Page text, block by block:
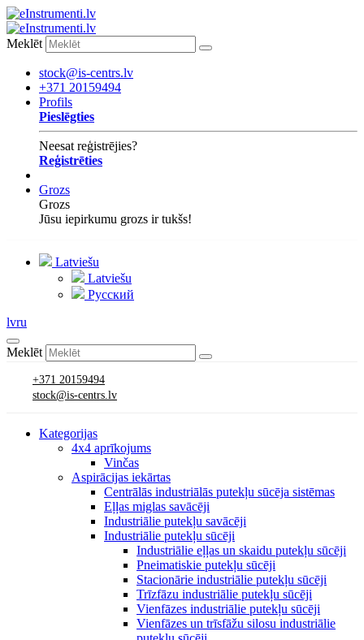
Meklēt
stock@is-centrs.lv
+371 20159494
Profils
Pieslēgties
Neesat reģistrējies?
Reģistrēties
Grozs
Grozs
Jūsu iepirkumu grozs ir tukšs!
Latviešu
Latviešu
Русский
lvru
Meklēt
+371 20159494
stock@is-centrs.lv
Kategorijas
4x4 aprīkojums
Vinčas
Aspirācijas iekārtas
Centrālās industriālās putekļu sūcēja sistēmas
Eļļas miglas savācēji
Industriālie putekļu savācēji
Industriālie putekļu sūcēji
Industriālie eļļas un skaidu putekļu sūcēji
Pneimatiskie putekļu sūcēji
Stacionārie industriālie putekļu sūcēji
Trīzfāzu industriālie putekļu sūcēji
Vienfāzes industriālie putekļu sūcēji
Vienfāzes un trīsfāžu silosu industriālie